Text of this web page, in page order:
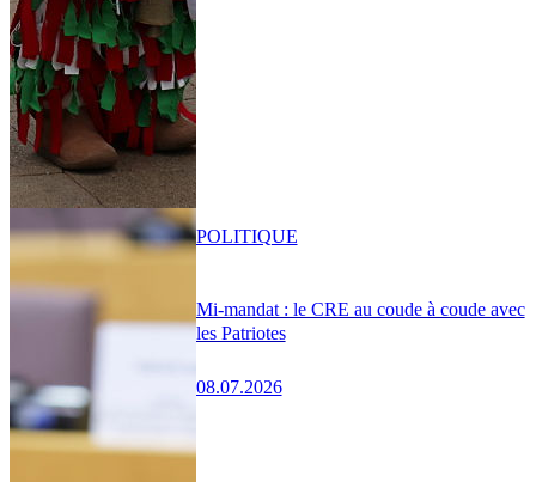
Mi-mandat : le CRE au coude à coude avec
les Patriotes
08.07.2026
POLITIQUE